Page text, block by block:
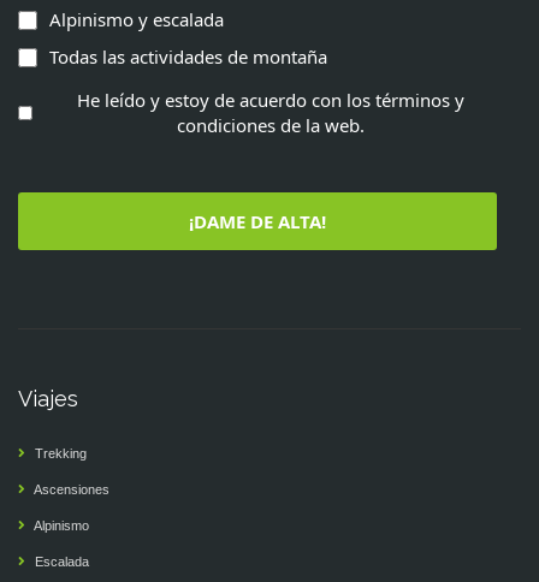
Alpinismo y escalada
Todas las actividades de montaña
He leído y estoy de acuerdo con los términos y
condiciones de la web.
¡DAME DE ALTA!
Viajes
Trekking
Ascensiones
Alpinismo
Escalada